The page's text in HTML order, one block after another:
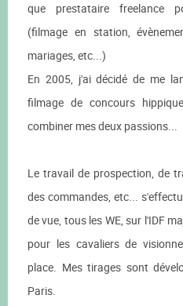
que prestataire freelance
(filmage en station,
mariages, etc...)
En 2005, j'ai décidé de me
filmage de concours
combiner mes deux passions...
Le travail de prospection, de
des commandes, etc...
de vue, tous les WE, sur l'IDF
pour les cavaliers de
place. Mes tirages sont
Paris.